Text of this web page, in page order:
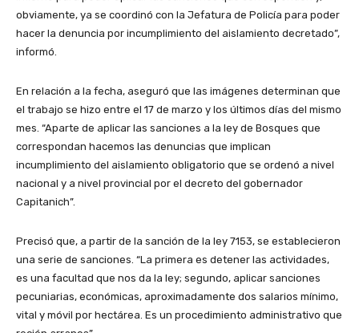
obviamente, ya se coordinó con la Jefatura de Policía para poder
hacer la denuncia por incumplimiento del aislamiento decretado”,
informó.
En relación a la fecha, aseguró que las imágenes determinan que
el trabajo se hizo entre el 17 de marzo y los últimos días del mismo
mes. “Aparte de aplicar las sanciones a la ley de Bosques que
correspondan hacemos las denuncias que implican
incumplimiento del aislamiento obligatorio que se ordenó a nivel
nacional y a nivel provincial por el decreto del gobernador
Capitanich”.
Precisó que, a partir de la sanción de la ley 7153, se establecieron
una serie de sanciones. “La primera es detener las actividades,
es una facultad que nos da la ley; segundo, aplicar sanciones
pecuniarias, económicas, aproximadamente dos salarios mínimo,
vital y móvil por hectárea. Es un procedimiento administrativo que